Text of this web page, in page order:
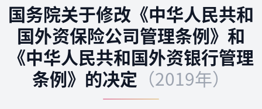
国务院关于修改《中华人民共和
国外资保险公司管理条例》和
《中华人民共和国外资银行管理
条例》的决定 （2019年）